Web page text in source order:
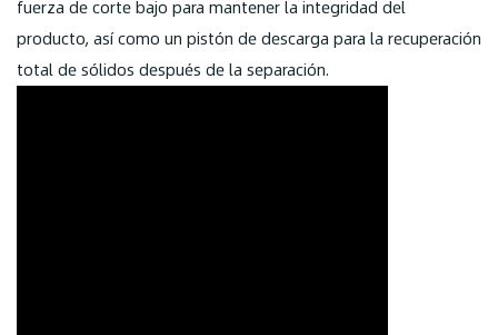
fuerza de corte bajo para mantener la integridad del
producto, así como un pistón de descarga para la recuperación
total de sólidos después de la separación.